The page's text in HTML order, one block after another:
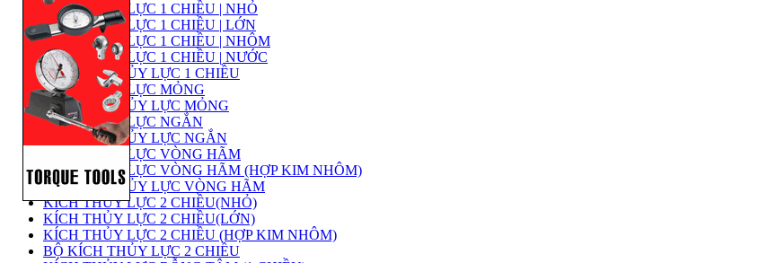
KÍCH THỦY LỰC 1 CHIỀU | NHỎ
KÍCH THỦY LỰC 1 CHIỀU | LỚN
KÍCH THỦY LỰC 1 CHIỀU | NHÔM
KÍCH THỦY LỰC 1 CHIỀU | NƯỚC
BỘ KÍCH THỦY LỰC 1 CHIỀU
KÍCH THỦY LỰC MỎNG
BỘ KÍCH THỦY LỰC MỎNG
KÍCH THỦY LỰC NGẮN
BỘ KÍCH THỦY LỰC NGẮN
KÍCH THỦY LỰC VÒNG HÃM
KÍCH THỦY LỰC VÒNG HÃM (HỢP KIM NHÔM)
BỘ KÍCH THỦY LỰC VÒNG HÃM
KÍCH THỦY LỰC 2 CHIỀU(NHỎ)
KÍCH THỦY LỰC 2 CHIỀU(LỚN)
KÍCH THỦY LỰC 2 CHIỀU (HỢP KIM NHÔM)
BỘ KÍCH THỦY LỰC 2 CHIỀU